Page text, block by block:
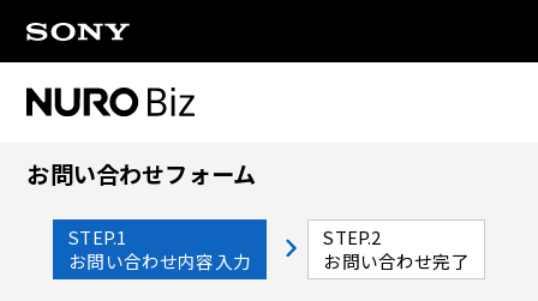
お問い合わせフォーム
STEP.1
お問い合わせ内容入力
STEP.2
お問い合わせ完了